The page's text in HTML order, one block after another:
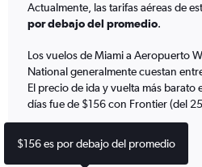
categories.
The
has
2
Y
axes
Price
and
Actualmente, las tarifas aéreas de
por debajo del promedio.
Los vuelos de Miami a Aeropuerto
National generalmente cuestan
El precio de ida y vuelta más
días fue de $156 con Frontier (del
$156 es por debajo del promedio